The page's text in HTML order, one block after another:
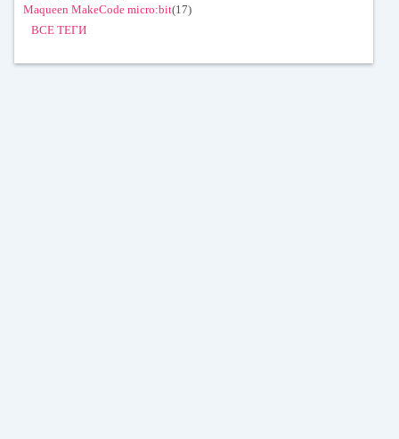
Maqueen MakeCode micro:bit(17)
ВСЕ ТЕГИ